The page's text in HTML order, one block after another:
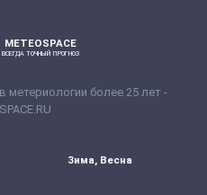
METEOSPACE
ВСЕГДА ТОЧНЫЙ ПРОГНОЗ
более 25 лет -
Зима, Весна